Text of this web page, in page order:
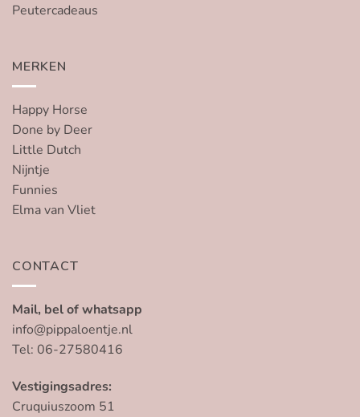
Peutercadeaus
MERKEN
Happy Horse
Done by Deer
Little Dutch
Nijntje
Funnies
Elma van Vliet
CONTACT
Mail, bel of whatsapp
info@pippaloentje.nl
Tel: 06-27580416
Vestigingsadres:
Cruquiuszoom 51